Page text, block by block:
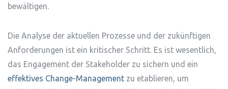
bewältigen.
Die Analyse der aktuellen Prozesse und der zukünftigen
Anforderungen ist ein kritischer Schritt. Es ist wesentlich,
das Engagement der Stakeholder zu sichern und ein
effektives Change-Management zu etablieren, um